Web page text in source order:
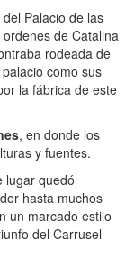
Palacio de las
de Catalina
rodeada de
como sus
la fábrica de este
, en donde los
y fuentes.
lugar quedó
hasta muchos
un marcado estilo
del Carrusel